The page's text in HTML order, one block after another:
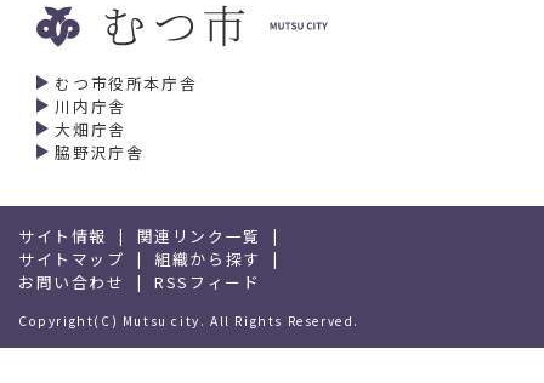
むつ市役所本庁舎
川内庁舎
大畑庁舎
脇野沢庁舎
サイト情報
関連リンク一覧
サイトマップ
組織から探す
お問い合わせ
RSSフィード
Copyright(C) Mutsu city. All Rights Reserved.